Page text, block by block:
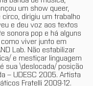
um show queer,
dirigiu um trabalho
e deu voz aos textos
sonora pop e há alguns
viver junto em
Lab. Não estabilizar
e mestiçar linguagem
sua \deslocada/ posição
– UDESC 2005. Artista
Fratelli 2009-12.